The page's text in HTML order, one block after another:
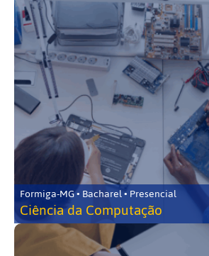
Formiga-MG • Bacharel • Presencial
Ciência da Computação